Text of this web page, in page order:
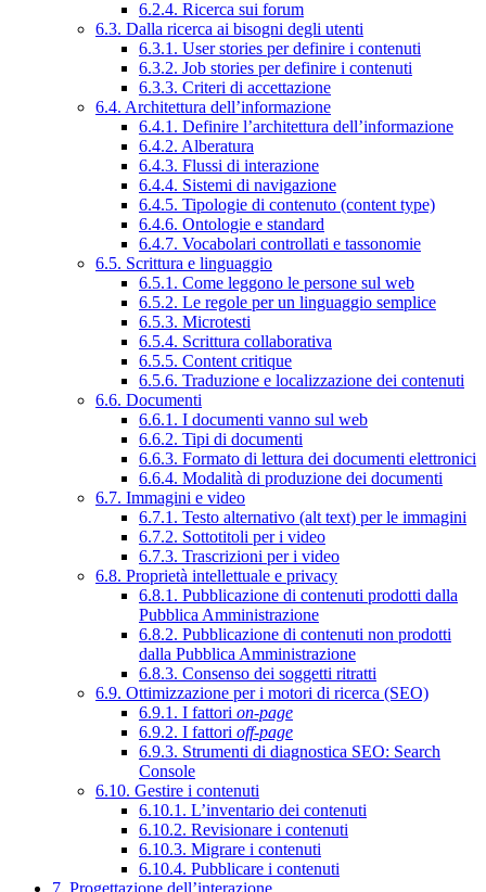
6.2.4. Ricerca sui forum
6.3. Dalla ricerca ai bisogni degli utenti
6.3.1. User stories per definire i contenuti
6.3.2. Job stories per definire i contenuti
6.3.3. Criteri di accettazione
6.4. Architettura dell’informazione
6.4.1. Definire l’architettura dell’informazione
6.4.2. Alberatura
6.4.3. Flussi di interazione
6.4.4. Sistemi di navigazione
6.4.5. Tipologie di contenuto (content type)
6.4.6. Ontologie e standard
6.4.7. Vocabolari controllati e tassonomie
6.5. Scrittura e linguaggio
6.5.1. Come leggono le persone sul web
6.5.2. Le regole per un linguaggio semplice
6.5.3. Microtesti
6.5.4. Scrittura collaborativa
6.5.5. Content critique
6.5.6. Traduzione e localizzazione dei contenuti
6.6. Documenti
6.6.1. I documenti vanno sul web
6.6.2. Tipi di documenti
6.6.3. Formato di lettura dei documenti elettronici
6.6.4. Modalità di produzione dei documenti
6.7. Immagini e video
6.7.1. Testo alternativo (alt text) per le immagini
6.7.2. Sottotitoli per i video
6.7.3. Trascrizioni per i video
6.8. Proprietà intellettuale e privacy
6.8.1. Pubblicazione di contenuti prodotti dalla
Pubblica Amministrazione
6.8.2. Pubblicazione di contenuti non prodotti
dalla Pubblica Amministrazione
6.8.3. Consenso dei soggetti ritratti
6.9. Ottimizzazione per i motori di ricerca (SEO)
6.9.1. I fattori on-page
6.9.2. I fattori off-page
6.9.3. Strumenti di diagnostica SEO: Search
Console
6.10. Gestire i contenuti
6.10.1. L’inventario dei contenuti
6.10.2. Revisionare i contenuti
6.10.3. Migrare i contenuti
6.10.4. Pubblicare i contenuti
7. Progettazione dell’interazione